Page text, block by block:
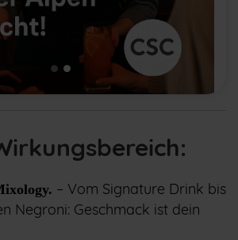
– Vom Signature Drink bis
Negroni: Geschmack ist dein